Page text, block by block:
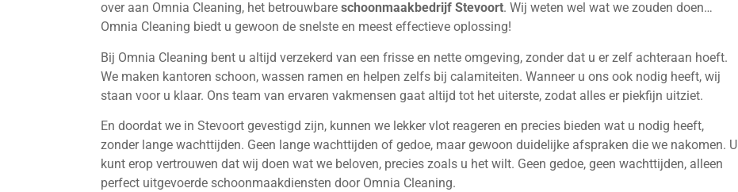
over aan Omnia Cleaning, het betrouwbare schoonmaakbedrijf Stevoort. Wij weten wel wat we zouden doen…
Omnia Cleaning biedt u gewoon de snelste en meest effectieve oplossing!
Bij Omnia Cleaning bent u altijd verzekerd van een frisse en nette omgeving, zonder dat u er zelf achteraan hoeft.
We maken kantoren schoon, wassen ramen en helpen zelfs bij calamiteiten. Wanneer u ons ook nodig heeft, wij
staan voor u klaar. Ons team van ervaren vakmensen gaat altijd tot het uiterste, zodat alles er piekfijn uitziet.
En doordat we in Stevoort gevestigd zijn, kunnen we lekker vlot reageren en precies bieden wat u nodig heeft,
zonder lange wachttijden. Geen lange wachttijden of gedoe, maar gewoon duidelijke afspraken die we nakomen. U
kunt erop vertrouwen dat wij doen wat we beloven, precies zoals u het wilt. Geen gedoe, geen wachttijden, alleen
perfect uitgevoerde schoonmaakdiensten door Omnia Cleaning.